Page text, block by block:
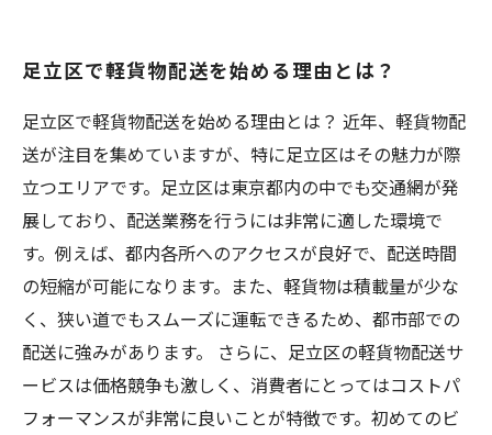
足立区で軽貨物配送を始める理由とは？
足立区で軽貨物配送を始める理由とは？ 近年、軽貨物配
送が注目を集めていますが、特に足立区はその魅力が際
立つエリアです。足立区は東京都内の中でも交通網が発
展しており、配送業務を行うには非常に適した環境で
す。例えば、都内各所へのアクセスが良好で、配送時間
の短縮が可能になります。また、軽貨物は積載量が少な
く、狭い道でもスムーズに運転できるため、都市部での
配送に強みがあります。 さらに、足立区の軽貨物配送サ
ービスは価格競争も激しく、消費者にとってはコストパ
フォーマンスが非常に良いことが特徴です。初めてのビ